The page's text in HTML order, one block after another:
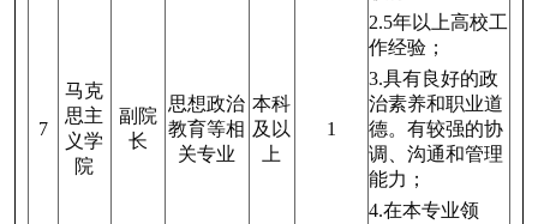
7
马克
思主
义学
院
副院
长
思想政治
教育等相
关专业
本科
及以
上
1
2.5年以上高校工
作经验；
3.具有良好的政
治素养和职业道
德。有较强的协
调、沟通和管理
能力；
4.在本专业领